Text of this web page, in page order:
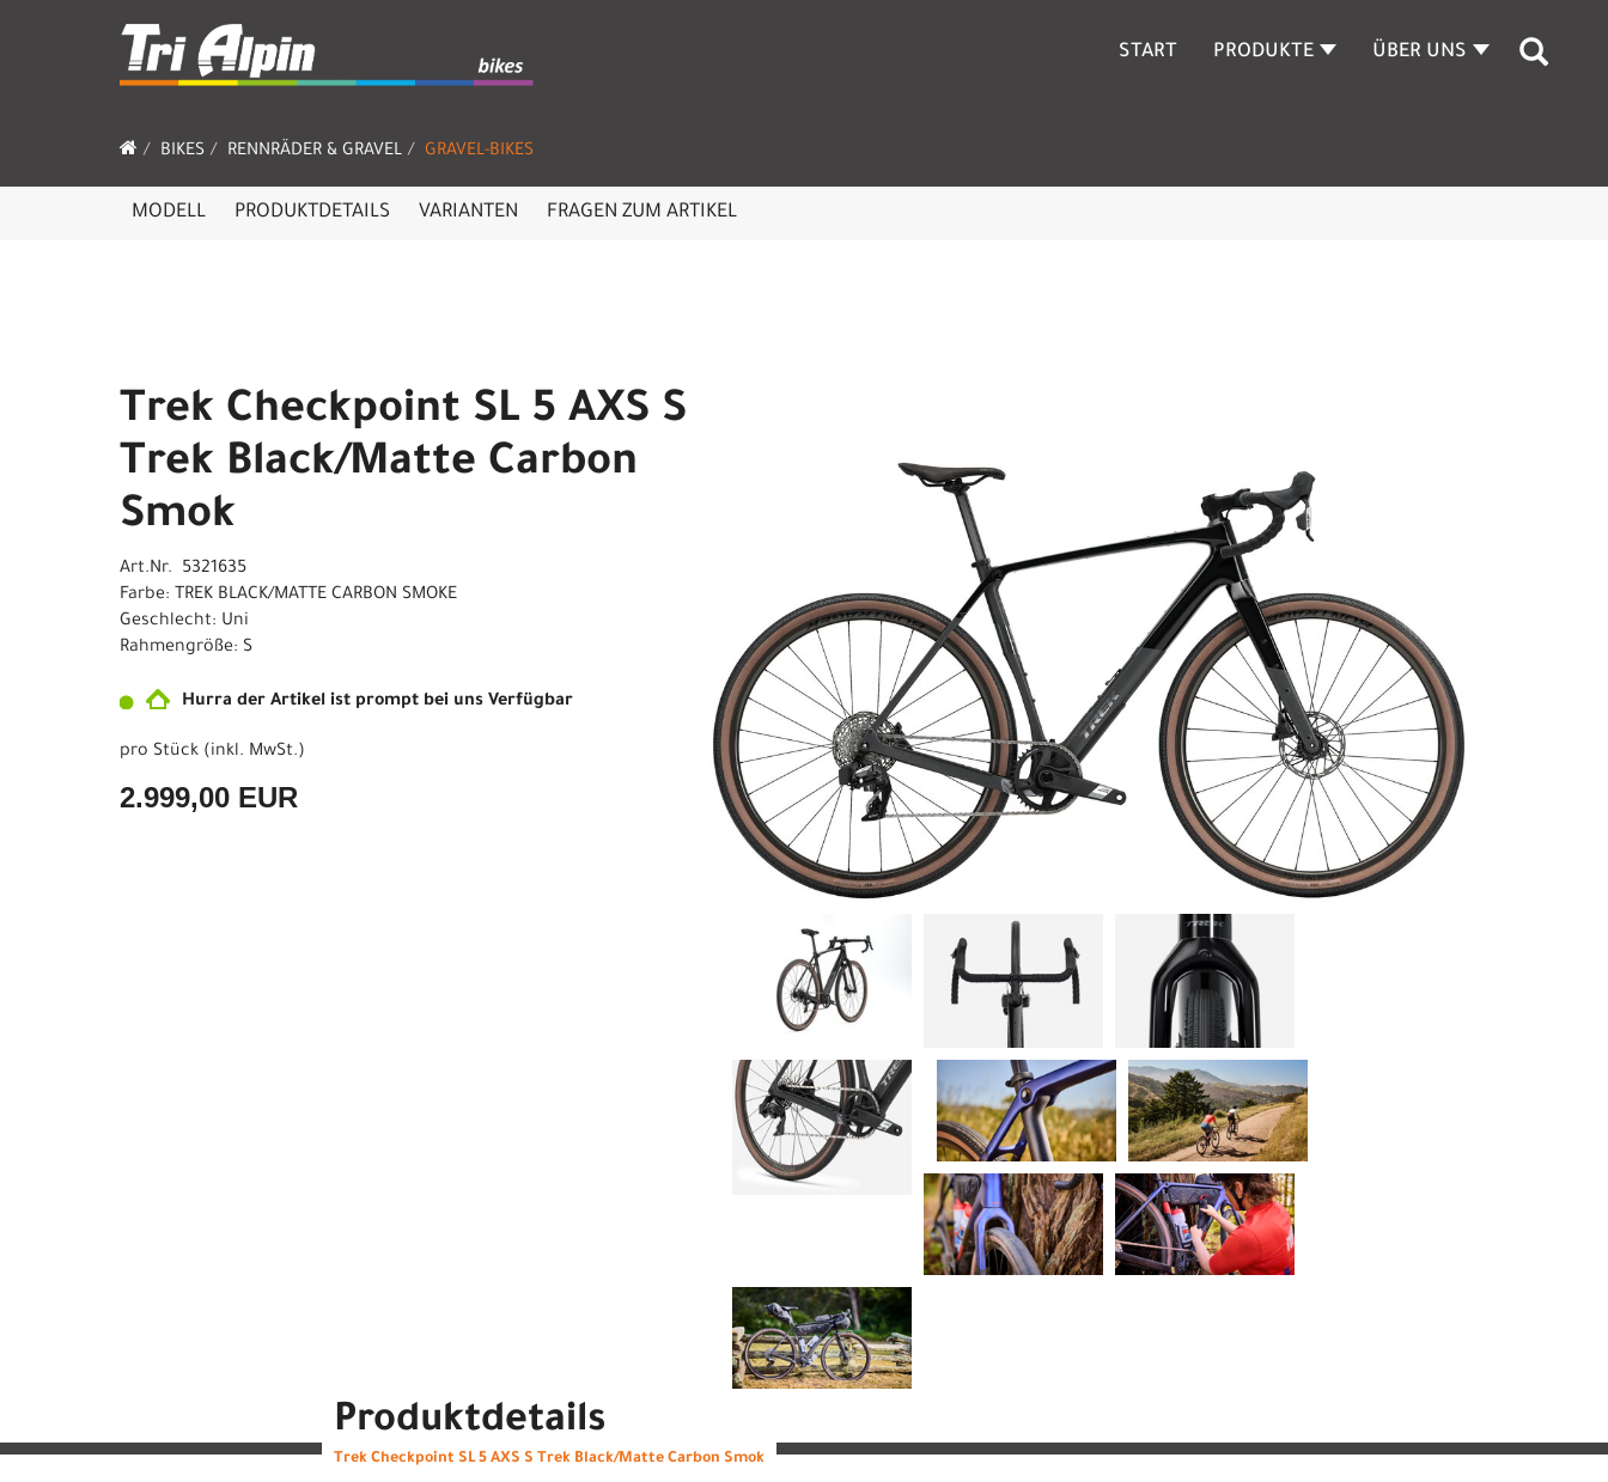
START PRODUKTE ÜBER UNS
BIKES RENNRÄDER & GRAVEL GRAVEL-BIKES
MODELL PRODUKTDETAILS VARIANTEN FRAGEN ZUM ARTIKEL
Trek Checkpoint SL 5 AXS S
Trek Black/Matte Carbon
Smok
Art.Nr. 5321635
Farbe: TREK BLACK/MATTE CARBON SMOKE
Geschlecht: Uni
Rahmengröße: S
Hurra der Artikel ist prompt bei uns Verfügbar
pro Stück (inkl. MwSt.)
2.999,00 EUR
Produktdetails
Trek Checkpoint SL 5 AXS S Trek Black/Matte Carbon Smok